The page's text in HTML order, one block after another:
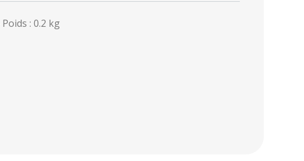
: 0.2 kg